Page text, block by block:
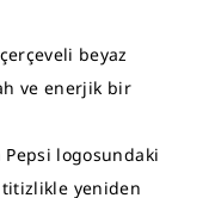
beyaz
ve enerjik bir
Pepsi logosundaki
yeniden